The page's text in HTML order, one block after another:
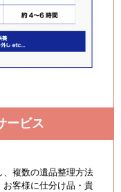
ービス
複数の遺品整理方法
客様に仕分け品・貴